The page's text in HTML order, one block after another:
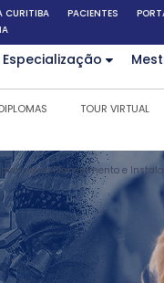
CURITIBA PACIENTES
Especialização
TOUR VIRTUAL
para Planejamento e